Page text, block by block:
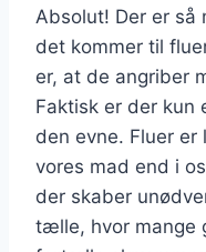
Absolut! Der er så
det kommer til
er, at de angriber
Faktisk er der kun
den evne. Fluer
vores mad end i
der skaber
tælle, hvor mange